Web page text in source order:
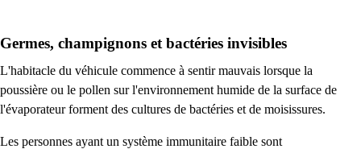
Germes, champignons et bactéries invisibles
L'habitacle du véhicule commence à sentir mauvais lorsque la
poussière ou le pollen sur l'environnement humide de la surface de
l'évaporateur forment des cultures de bactéries et de moisissures.
Les personnes ayant un système immunitaire faible sont